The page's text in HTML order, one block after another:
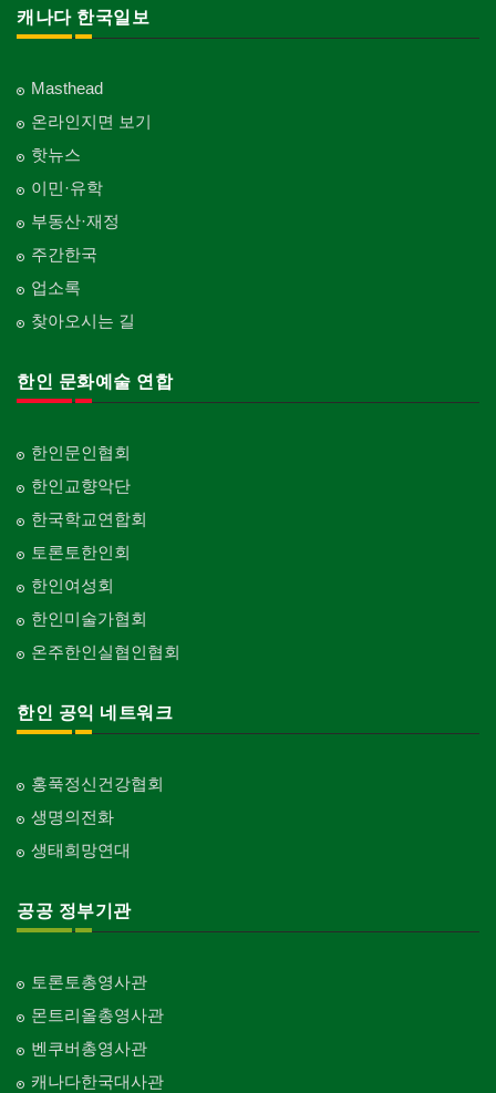
캐나다 한국일보
Masthead
온라인지면 보기
핫뉴스
이민·유학
부동산·재정
주간한국
업소록
찾아오시는 길
한인 문화예술 연합
한인문인협회
한인교향악단
한국학교연합회
토론토한인회
한인여성회
한인미술가협회
온주한인실협인협회
한인 공익 네트워크
홍푹정신건강협회
생명의전화
생태희망연대
공공 정부기관
토론토총영사관
몬트리올총영사관
벤쿠버총영사관
캐나다한국대사관